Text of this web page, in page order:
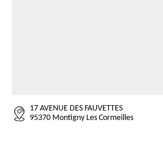
17 AVENUE DES FAUVETTES
95370 Montigny Les Cormeilles